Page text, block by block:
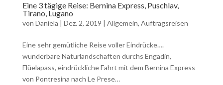
Eine 3 tägige Reise: Bernina Express, Puschlav,
Tirano, Lugano
von Daniela | Dez. 2, 2019 | Allgemein, Auftragsreisen
Eine sehr gemütliche Reise voller Eindrücke….
wunderbare Naturlandschaften durchs Engadin,
Flüelapass, eindrückliche Fahrt mit dem Bernina Express
von Pontresina nach Le Prese…